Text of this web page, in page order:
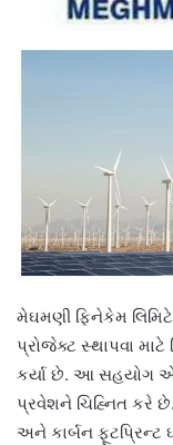
મેઘમણી ફિનેકેમ
પ્રોજેક્ટ સ્થાપવા
કર્યા છે. આ સહયોગ
પ્રવેશને ચિહ્નિત કરે
અને કાર્બન ફૂટપ્રિન્ટ